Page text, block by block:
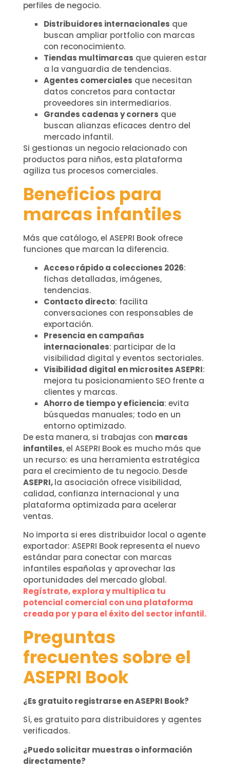
perfiles de negocio.
Distribuidores internacionales que
buscan ampliar portfolio con marcas
con reconocimiento.
Tiendas multimarcas que quieren estar
a la vanguardia de tendencias.
Agentes comerciales que necesitan
datos concretos para contactar
proveedores sin intermediarios.
Grandes cadenas y corners que
buscan alianzas eficaces dentro del
mercado infantil.
Si gestionas un negocio relacionado con
productos para niños, esta plataforma
agiliza tus procesos comerciales.
Beneficios para
marcas infantiles
Más que catálogo, el ASEPRI Book ofrece
funciones que marcan la diferencia.
Acceso rápido a colecciones 2026:
fichas detalladas, imágenes,
tendencias.
Contacto directo: facilita
conversaciones con responsables de
exportación.
Presencia en campañas
internacionales: participar de la
visibilidad digital y eventos sectoriales.
Visibilidad digital en microsites ASEPRI:
mejora tu posicionamiento SEO frente a
clientes y marcas.
Ahorro de tiempo y eficiencia: evita
búsquedas manuales; todo en un
entorno optimizado.
De esta manera, si trabajas con marcas
infantiles, el ASEPRI Book es mucho más que
un recurso: es una herramienta estratégica
para el crecimiento de tu negocio. Desde
ASEPRI,la asociación ofrece visibilidad,
calidad, confianza internacional y una
plataforma optimizada para acelerar
ventas.
No importa si eres distribuidor local o agente
exportador: ASEPRI Book representa el nuevo
estándar para conectar con marcas
infantiles españolas y aprovechar las
oportunidades del mercado global.
Regístrate, explora y multiplica tu
potencial comercial con una plataforma
creada por y para el éxito del sector infantil.
Preguntas
frecuentes sobre el
ASEPRI Book
¿Es gratuito registrarse en ASEPRI Book?
Sí, es gratuito para distribuidores y agentes
verificados.
¿Puedo solicitar muestras o información
directamente?